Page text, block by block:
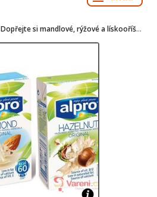
Dopřejte si mandlové, rýžové a lískooříškové potěšení